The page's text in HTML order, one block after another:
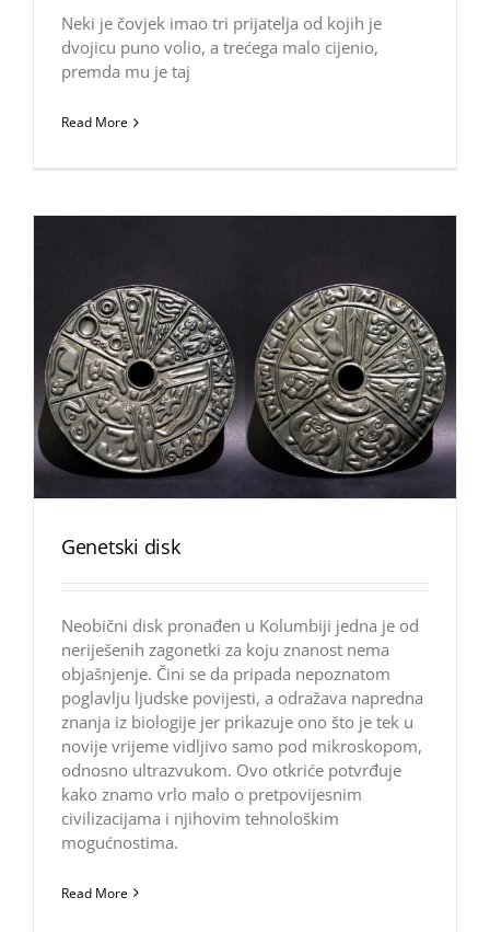
Neki je čovjek imao tri prijatelja od kojih je
dvojicu puno volio, a trećega malo cijenio,
premda mu je taj
Read More
Genetski disk
Neobični disk pronađen u Kolumbiji jedna je od
neriješenih zagonetki za koju znanost nema
objašnjenje. Čini se da pripada nepoznatom
poglavlju ljudske povijesti, a odražava napredna
znanja iz biologije jer prikazuje ono što je tek u
novije vrijeme vidljivo samo pod mikroskopom,
odnosno ultrazvukom. Ovo otkriće potvrđuje
kako znamo vrlo malo o pretpovijesnim
civilizacijama i njihovim tehnološkim
mogućnostima.
Read More